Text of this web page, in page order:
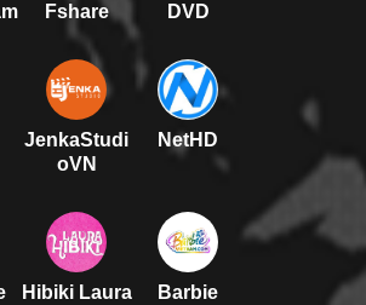
Fshare DVD
JenkaStudi
oVN
NetHD
Hibiki Laura
Barbie